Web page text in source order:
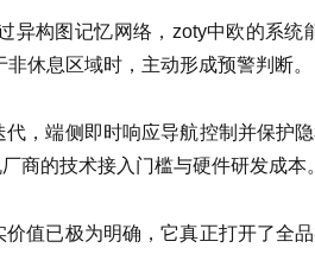
构图记忆网络，zoty中欧的系统
休息区域时，主动形成预警判断。
，端侧即时响应导航控制并保护
商的技术接入门槛与硬件研发成本。
值已极为明确，它真正打开了全